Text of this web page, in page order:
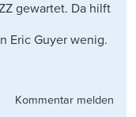
gewartet. Da hilft
Eric Guyer wenig.
Kommentar melden